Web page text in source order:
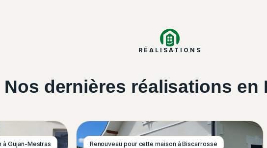
RÉALISATIONS
Nos dernières réalisations en
à Gujan-Mestras Renouveau pour cette maison à Biscarrosse